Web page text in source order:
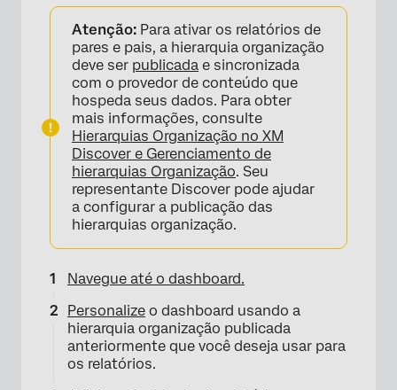
Atenção: Para ativar os relatórios de
pares e pais, a hierarquia organização
deve ser publicada e sincronizada
com o provedor de conteúdo que
hospeda seus dados. Para obter
mais informações, consulte
Hierarquias Organização no XM
Discover e Gerenciamento de
hierarquias Organização. Seu
representante Discover pode ajudar
a configurar a publicação das
hierarquias organização.
Navegue até o dashboard.
Personalize o dashboard usando a
hierarquia organização publicada
anteriormente que você deseja usar para
os relatórios.